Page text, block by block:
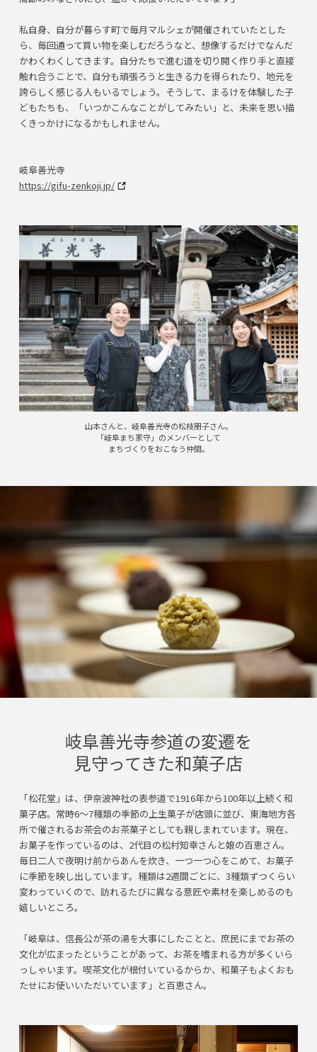
私自身、自分が暮らす町で毎月マルシェが開催されていたとした
ら、毎回通って買い物を楽しむだろうなと、想像するだけでなんだ
かわくわくしてきます。自分たちで進む道を切り開く作り手と直接
触れ合うことで、自分も頑張ろうと生きる力を得られたり、地元を
誇らしく感じる人もいるでしょう。そうして、まるけを体験した子
どもたちも、「いつかこんなことがしてみたい」と、未来を思い描
くきっかけになるかもしれません。
岐阜善光寺
https://gifu-zenkoji.jp/
山本さんと、岐阜善光寺の松枝朋子さん。
「岐阜まち家守」のメンバーとして
まちづくりをおこなう仲間。
岐阜善光寺参道の変遷を
見守ってきた和菓子店
「松花堂」は、伊奈波神社の表参道で1916年から100年以上続く和
菓子店。常時6～7種類の季節の上生菓子が店頭に並び、東海地方各
所で催されるお茶会のお茶菓子としても親しまれています。現在、
お菓子を作っているのは、2代目の松村知幸さんと娘の百恵さん。
毎日二人で夜明け前からあんを炊き、一つ一つ心をこめて、お菓子
に季節を映し出しています。種類は2週間ごとに、3種類ずつくらい
変わっていくので、訪れるたびに異なる意匠や素材を楽しめるのも
嬉しいところ。
「岐阜は、信長公が茶の湯を大事にしたことと、庶民にまでお茶の
文化が広まったということがあって、お茶を嗜まれる方が多くいら
っしゃいます。喫茶文化が根付いているからか、和菓子もよくおも
たせにお使いいただいています」と百恵さん。